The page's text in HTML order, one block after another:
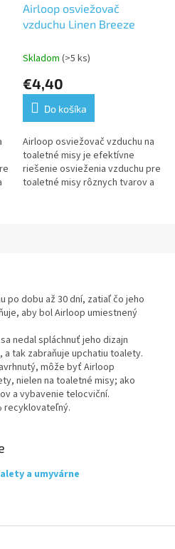
Airloop osviežovač
vzduchu Linen Breeze
Skladom (>5 ks)
€4,40
Do košíka
Airloop osviežovač vzduchu na
toaletné misy je efektívne
riešenie osvieženia vzduchu pre
toaletné misy rôznych tvarov a
po dobu až 30 dní, zatiaľ čo jeho
aby bol Airloop umiestnený
nedal spláchnuť jeho dizajn
a tak zabraňuje upchatiu toalety.
môže byť Airloop
nielen na toaletné misy; ako
a vybavenie telocviční.
recyklovateľný.
a umyvárne